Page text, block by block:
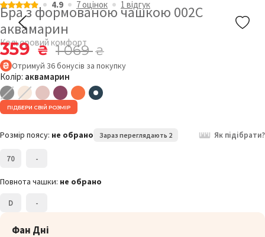
4.9 7 оцiнок 1 відгук
Бра з формованою чашкою 002C
аквамарин
Кольоровий комфорт
359₴ 1 069₴
Отримуй 36бонусів за покупку
Колір: аквамарин
ПІДБЕРИ СВІЙ РОЗМІР
Розмір поясу: не обрано Зараз переглядають 2 Як підібрати?
70 -
Повнота чашки: не обрано
D -
Фан Дні